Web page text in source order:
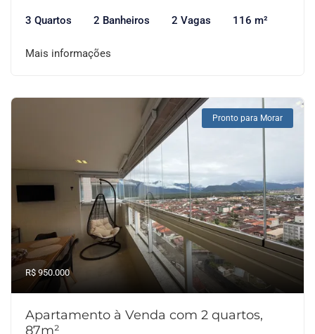
3 Quartos 2 Banheiros 2 Vagas 116 m²
Mais informações
Pronto para Morar
R$ 950.000
Apartamento à Venda com 2 quartos,
87m²